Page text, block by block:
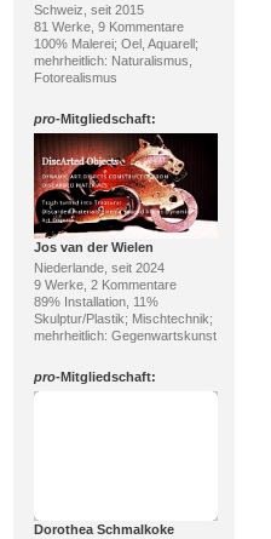
Schweiz, seit 2015
81 Werke, 9 Kommentare
100% Malerei; Oel, Aquarell;
mehrheitlich: Naturalismus,
Fotorealismus
pro-Mitgliedschaft:
Jos van der Wielen
Niederlande, seit 2024
9 Werke, 2 Kommentare
89% Installation, 11%
Skulptur/Plastik; Mischtechnik;
mehrheitlich: Gegenwartskunst
pro-Mitgliedschaft:
Dorothea Schmalkoke